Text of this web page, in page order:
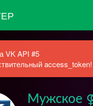
VK API #5
Мужское